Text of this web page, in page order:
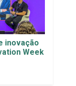
inovação
Week